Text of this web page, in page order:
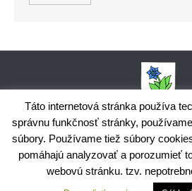
Obecný úrad Bodiná, č. 102,
+421424398035,
IČO: 00 692 522, Prima banka Slovensko,
0029 9178 8001
Táto internetová stránka používa
správnu funkčnosť stránky,
súbory. Používame tiež súbory
pomáhajú analyzovať a porozumieť
webovú stránku. tzv.